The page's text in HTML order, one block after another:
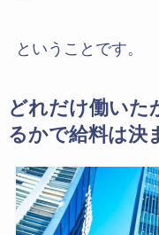
ということです。
どれだけ働いた
るかで給料は決